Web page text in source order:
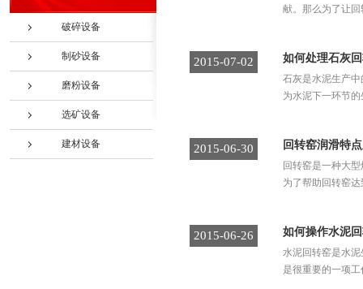
破碎设备
制砂设备
磨粉设备
选矿设备
建材设备
献。那么为了让
2015-07-02 如何处理石灰
石灰是水泥生产
为水泥下一环节
2015-06-30 回转窑润滑特
回转窑是一种大
为了帮助回转窑
2015-06-26 如何操作水泥
水泥回转窑是水
是很重要的一项